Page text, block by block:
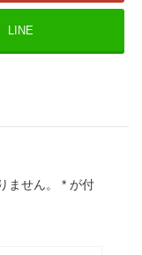
LINE
ません。 * が付